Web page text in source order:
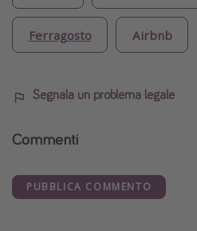
Ferragosto Airbnb
Segnala un problema legale
Commenti
PUBBLICA COMMENTO